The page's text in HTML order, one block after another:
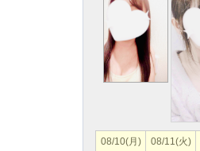
08/10(月) 08/11(火)